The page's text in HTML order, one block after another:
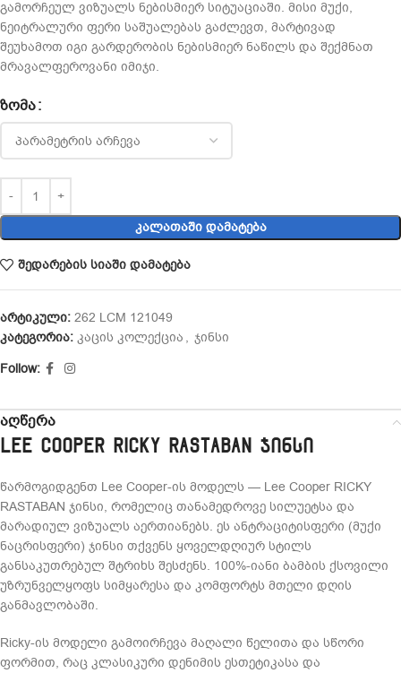
გამორჩეულ ვიზუალს ნებისმიერ სიტუაციაში. მისი მუქი,
ნეიტრალური ფერი საშუალებას გაძლევთ, მარტივად
შეუხამოთ იგი გარდერობის ნებისმიერ ნაწილს და შექმნათ
მრავალფეროვანი იმიჯი.
ᲖᲝᲛᲐ
ᲙᲐᲚᲐᲗᲐᲨᲘ ᲓᲐᲛᲐᲢᲔᲑᲐ
შედარების სიაში დამატება
არტიკული: 262 LCM 121049
კატეგორია: კაცის კოლექცია , ჯინსი
Follow:
აღწერა
Lee Cooper RICKY RASTABAN ჯინსი
წარმოგიდგენთ Lee Cooper-ის მოდელს — Lee Cooper RICKY
RASTABAN ჯინსი, რომელიც თანამედროვე სილუეტსა და
მარადიულ ვიზუალს აერთიანებს. ეს ანტრაციტისფერი (მუქი
ნაცრისფერი) ჯინსი თქვენს ყოველდღიურ სტილს
განსაკუთრებულ შტრიხს შესძენს. 100%-იანი ბამბის ქსოვილი
უზრუნველყოფს სიმყარესა და კომფორტს მთელი დღის
განმავლობაში.
Ricky-ის მოდელი გამოირჩევა მაღალი წელითა და სწორი
ფორმით, რაც კლასიკური დენიმის ესთეტიკასა და